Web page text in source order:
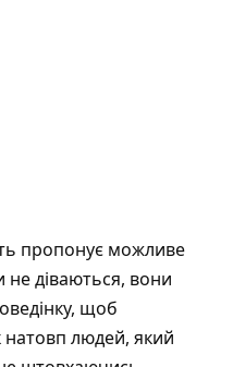
пропонує можливе
не діваються, вони
щоб
натовп людей, який